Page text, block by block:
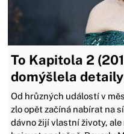
To Kapitola 2
domýšlela
Od hrůzných událostí v
zlo opět začíná nabírat na
dávno žijí vlastní životy,